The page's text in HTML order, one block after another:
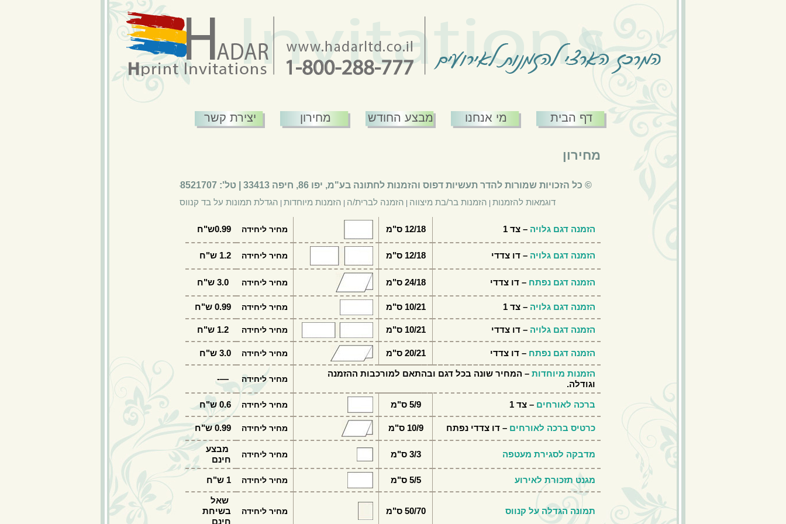
דף הבית מי אנחנו מבצע החודש מחירון יצירת קשר
מחירון
© כל הזכויות שמורות להדר תעשיות דפוס והזמנות לחתונה בע"מ, יפו 86, חיפה 33413 | טל': 04-8521707 | פקס: 04-5827301
דוגמאות להזמנות הזמנות בר/בת מיצווה הזמנה לברית/ה הזמנות מיוחדות הגדלת תמונות על בד קנווס
הזמנה דגם גלויה – צד 1 12/18 ס"מ מחיר ליחידה 0.99ש"ח
הזמנה דגם גלויה – דו צדדי 12/18 ס"מ מחיר ליחידה 1.2 ש"ח
הזמנה דגם נפתח – דו צדדי 24/18 ס"מ מחיר ליחידה
הזמנה דגם גלויה – צד 1 10/21 ס"מ מחיר ליחידה 0.99 ש"ח
הזמנה דגם גלויה – דו צדדי 10/21 ס"מ מחיר ליחידה
הזמנה דגם נפתח – דו צדדי 20/21 ס"מ מחיר ליחידה 3.0 ש"ח
הזמנות מיוחדות – המחיר שונה בכל דגם ובהתאם למורכבות ההזמנה
וגודלה.
מחיר ליחידה —-
ברכה לאורחים – צד 1 5/9 ס"מ מחיר ליחידה 0.6 ש"ח
כרטיס ברכה לאורחים – דו צדדי נפתח 10/9 ס"מ מחיר ליחידה 0.99 ש"ח
מדבקה לסגירת מעטפה 3/3 ס"מ מחיר ליחידה
מבצע
חינם
מגנט תזכורת לאירוע 5/5 ס"מ מחיר ליחידה 1 ש"ח
תמונה הגדלה על קנווס 50/70 ס"מ מחיר ליחידה
שאל
בשיחת
חינם